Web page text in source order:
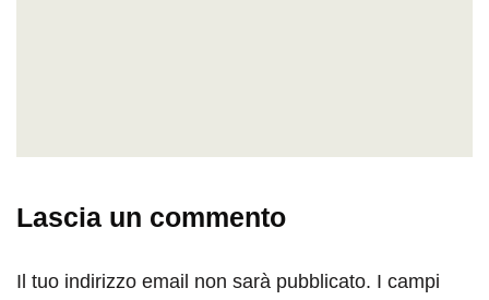
Lascia un commento
Il tuo indirizzo email non sarà pubblicato. I campi